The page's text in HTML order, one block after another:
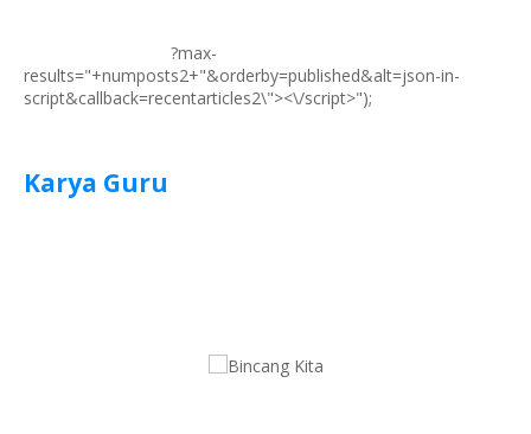
?max-
results="+numposts2+"&orderby=published&alt=json-in-
script&callback=recentarticles2\"><\/script>");
Karya Guru